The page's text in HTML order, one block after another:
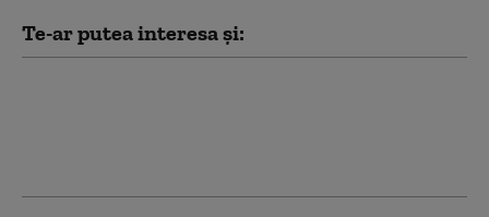
Te-ar putea interesa și: